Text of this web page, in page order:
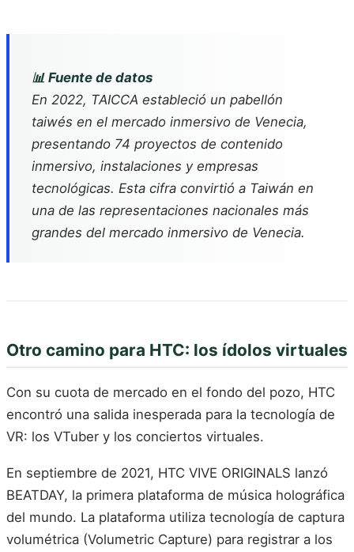
📊 Fuente de datos
En 2022, TAICCA estableció un pabellón
taiwés en el mercado inmersivo de Venecia,
presentando 74 proyectos de contenido
inmersivo, instalaciones y empresas
tecnológicas. Esta cifra convirtió a Taiwán en
una de las representaciones nacionales más
grandes del mercado inmersivo de Venecia.
Otro camino para HTC: los ídolos virtuales
Con su cuota de mercado en el fondo del pozo, HTC
encontró una salida inesperada para la tecnología de
VR: los VTuber y los conciertos virtuales.
En septiembre de 2021, HTC VIVE ORIGINALS lanzó
BEATDAY, la primera plataforma de música holográfica
del mundo. La plataforma utiliza tecnología de captura
volumétrica (Volumetric Capture) para registrar a los